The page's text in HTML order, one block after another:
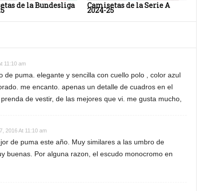
de la Bundesliga Camisetas de la Serie A
2024-25
11:10 am
de puma. elegante y sencilla con cuello polo , color azul
me encanto. apenas un detalle de cuadros en el
de vestir, de las mejores que vi. me gusta mucho,
2016 At 11:10 am
de puma este año. Muy similares a las umbro de
buenas. Por alguna razon, el escudo monocromo en